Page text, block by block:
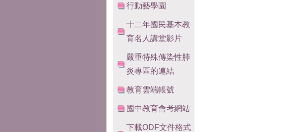
行動藝學園
十二年國民基本教
育名人講堂影片
嚴重特殊傳染性肺
炎專區的連結
教育雲端帳號
國中教育會考網站
下載ODF文件格式